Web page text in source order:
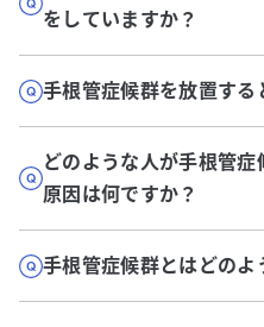
をしていますか？
手根管症候群を放置する
どのような人が手根管症
原因は何ですか？
手根管症候群とはどのよ